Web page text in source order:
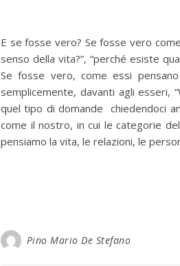
E se fosse vero? Se fosse vero
senso della vita?”, “perché esiste
Se fosse vero, come essi
semplicemente, davanti agli esseri,
quel tipo di domande chiedendoci
come il nostro, in cui le categorie
pensiamo la vita, le relazioni, le
Pino Mario De Stefano